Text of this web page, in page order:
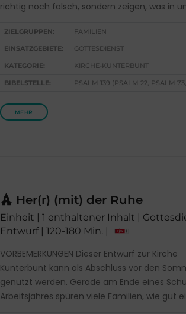
richtig noch falsch, sondern zeigen, was in
ZIELGRUPPEN: FAMILIEN
EINSATZGEBIETE: GOTTESDIENST
KATEGORIE: KIRCHE-KUNTERBUNT
BIBELSTELLE: PSALM 139 (PSALM 22, PSALM
MEHR
Her(r) (mit) der Ruhe
Einheit | 1 enthaltener Inhalt |
Entwurf | 120-180 Min. |
VORBEMERKUNGEN Dieser Entwurf zur Kirche
Kunterbunt kann als Abschluss vor den
genutzt werden. Gerade am Ende eines
Arbeitsjahres spüren viele Familien, wie gut